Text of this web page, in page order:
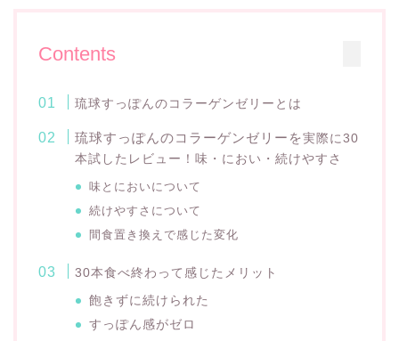
Contents
琉球すっぽんのコラーゲンゼリーとは
琉球すっぽんのコラーゲンゼリーを実際に30
本試したレビュー！味・におい・続けやすさ
味とにおいについて
続けやすさについて
間食置き換えで感じた変化
30本食べ終わって感じたメリット
飽きずに続けられた
すっぽん感がゼロ